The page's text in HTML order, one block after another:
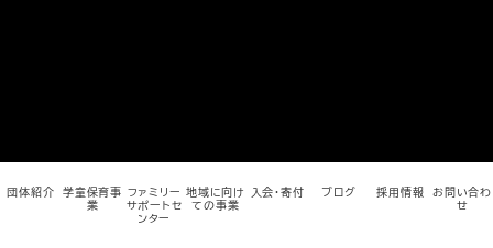
団体紹介 学童保育事
業
ファミリー
サポートセ
ンター
地域に向け
ての事業
入会・寄付 ブログ 採用情報 お問い合わ
せ